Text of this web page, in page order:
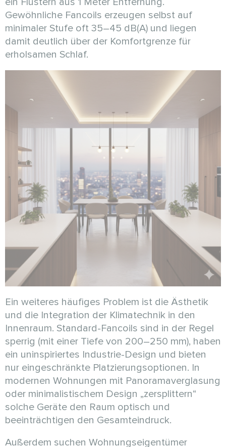
Gewöhnliche Fancoils erzeugen selbst auf
minimaler Stufe oft 35–45 dB(A) und liegen
damit deutlich über der Komfortgrenze für
erholsamen Schlaf.
Ein weiteres häufiges Problem ist die Ästhetik
und die Integration der Klimatechnik in den
Innenraum. Standard-Fancoils sind in der Regel
sperrig (mit einer Tiefe von 200–250 mm), haben
ein uninspiriertes Industrie-Design und bieten
nur eingeschränkte Platzierungsoptionen. In
modernen Wohnungen mit Panoramaverglasung
oder minimalistischem Design „zersplittern“
solche Geräte den Raum optisch und
beeinträchtigen den Gesamteindruck.
Außerdem suchen Wohnungseigentümer